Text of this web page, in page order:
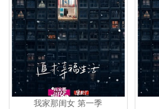
我家那闺女 第一季